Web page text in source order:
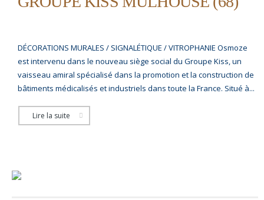
DÉCORATIONS MURALES / SIGNALÉTIQUE / VITROPHANIE Osmoze
est intervenu dans le nouveau siège social du Groupe Kiss, un
vaisseau amiral spécialisé dans la promotion et la construction de
bâtiments médicalisés et industriels dans toute la France. Situé à...
Lire la suite